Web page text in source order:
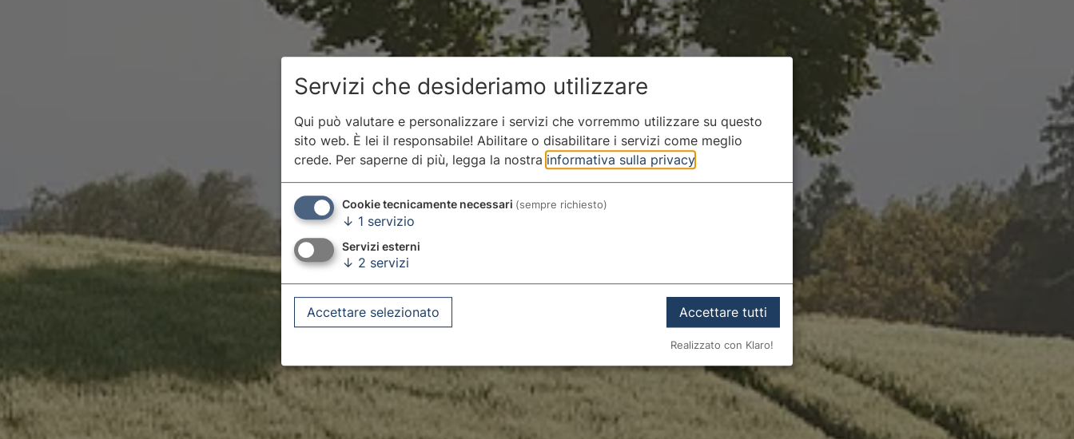
Servizi che desideriamo utilizzare
Qui può valutare e personalizzare i servizi che vorremmo utilizzare su questo
sito web. È lei il responsabile! Abilitare o disabilitare i servizi come meglio
crede. Per saperne di più, legga la nostra informativa sulla privacy
Cookie tecnicamente necessari (sempre richiesto)
↓ 1 servizio
Servizi esterni
↓ 2 servizi
Accettare selezionato Accettare tutti
Realizzato con Klaro!